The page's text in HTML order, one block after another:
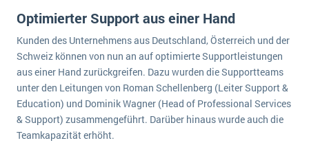
NGO
Lebensmittelindustrie
Logistik
Produktion
Immobilien
Services
Ein WMS implementieren: Das sind die 6
wichtigsten Punkte, die es zu beachten gilt
Service Level Agreements (SLA) und ERP: Was muss man wissen?
ERP-Software für Abfallentsorger
Optimierter Support aus einer Hand
Kunden des Unternehmens aus Deutschland, Österreich und der
Schweiz können von nun an auf optimierte Supportleistungen
aus einer Hand zurückgreifen. Dazu wurden die Supportteams
unter den Leitungen von Roman Schellenberg (Leiter Support &
Education) und Dominik Wagner (Head of Professional Services
& Support) zusammengeführt. Darüber hinaus wurde auch die
Teamkapazität erhöht.